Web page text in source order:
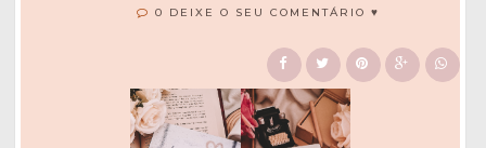
0 DEIXE O SEU COMENTÁRIO ♥